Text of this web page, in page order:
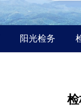
阳光检务